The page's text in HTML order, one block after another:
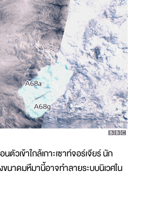
ตัวเข้าใกล้เกาะเซาท์จอร์เจียร์ นัก
นาดมหึมานี้อาจทำลายระบบนิเวศใน